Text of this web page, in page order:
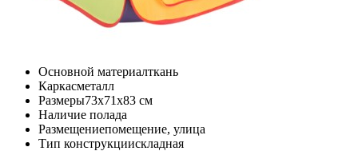
Основной материалткань
Каркасметалл
Размеры73x71x83 cм
Наличие полада
Размещениепомещение, улица
Тип конструкциискладная